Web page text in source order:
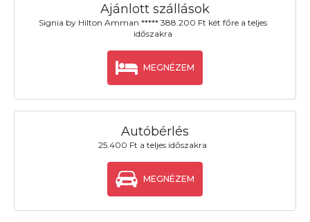
Ajánlott szállások
Signia by Hilton Amman ***** 388.200 Ft két főre a teljes
időszakra
MEGNÉZEM
Autóbérlés
25.400 Ft a teljes időszakra
MEGNÉZEM